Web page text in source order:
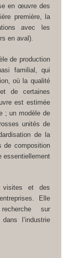
en œuvre des
première, la
avec les
en aval).
de production
familial, qui
où la qualité
de certaines
est estimée
; un modèle de
unités de
de la
de composition
essentiellement
visites et des
Elle
sur
l’industrie